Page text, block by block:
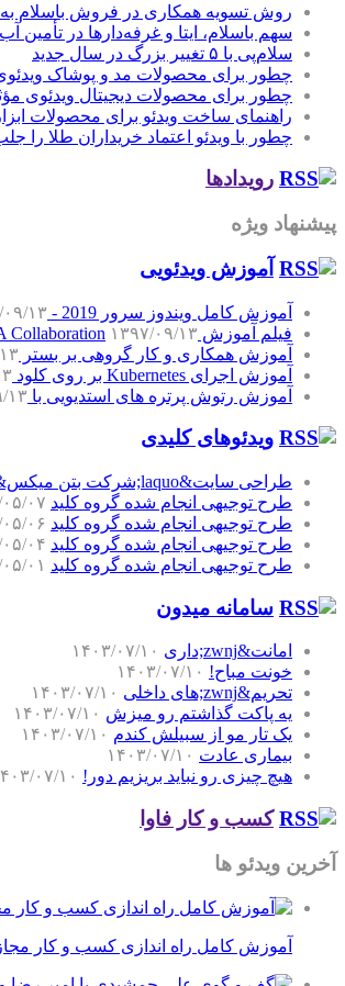
روش تسویه همکاری در فروش باسلام
سهم باسلام، ایتا و غرفه‌دارها در تأمین
سلام‌پی با ۵ تغییر بزرگ در سال جدید
چطور برای محصولات مد و پوشاک
چطور برای محصولات دیجیتال ویدئوی
راهنمای ساخت ویدئو برای محصولات
چطور با ویدئو اعتماد خریداران طلا را
رویدادها
پیشنهاد ویژه
آموزش‌ ویدئویی
آموزش کامل ویندوز سرور 2019 - Windows Server 2019 Essential Training...
۱۳۹۷/
فیلم آموزش SQL Server: Developer and DBA Collaboration ۱۳۹۷/۰۹/۱۳
آموزش همکاری و کار گروهی بر بستر Slack
آموزش اجرای Kubernetes بر روی کلود AWS
آموزش رتوش پرتره های استدیویی با Photoshop
ویدئوهای کلیدی
طراحی سایت&laquo;شرکت بتن میکس&raquo;
طرح توجیهی انجام شده گروه کلید
طرح توجیهی انجام شده گروه کلید
طرح توجیهی انجام شده گروه کلید
طرح توجیهی انجام شده گروه کلید
سامانه میدون
امانت&zwnj;داری
۱۴۰۳/۰۷/۱۰
خونت مباح! ۱۴۰۳/۰۷/۱۰
تحریم&zwnj;های داخلی
۱۴۰۳/۰۷/۱۰
یه پاکت گذاشتم رو میزش ۱۴۰۳/۰۷/۱۰
یک تار مو از سبیلش کندم ۱۴۰۳/۰۷/۱۰
بیماری عادت ۱۴۰۳/۰۷/۱۰
هیچ چیزی رو نباید بریزیم دور! ۱۴۰۳/۰۷/
کسب و کار فاوا
آخرین ویدئو ها
آموزش کامل راه اندازی کسب و کار